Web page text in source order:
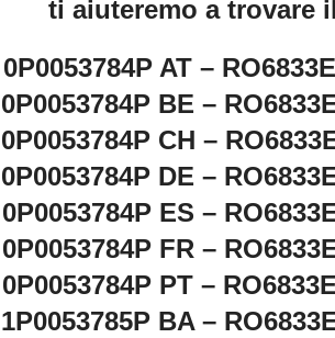
ti aiuteremo a trovare
0P0053784P AT –
0P0053784P BE –
0P0053784P CH –
0P0053784P DE –
0P0053784P ES –
0P0053784P FR –
0P0053784P PT –
1P0053785P BA –